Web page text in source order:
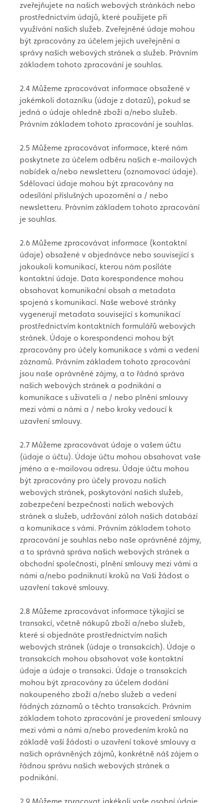
zveřejňujete na našich webových stránkách nebo
prostřednictvím údajů, které použijete při
využívání našich služeb. Zveřejněné údaje mohou
být zpracovány za účelem jejich uveřejnění a
správy našich webových stránek a služeb. Právním
základem tohoto zpracování je souhlas.
2.4 Můžeme zpracovávat informace obsažené v
jakémkoli dotazníku (údaje z dotazů), pokud se
jedná o údaje ohledně zboží a/nebo služeb.
Právním základem tohoto zpracování je souhlas.
2.5 Můžeme zpracovávat informace, které nám
poskytnete za účelem odběru našich e-mailových
nabídek a/nebo newsletteru (oznamovací údaje).
Sdělovací údaje mohou být zpracovány na
odesílání příslušných upozornění a / nebo
newsletteru. Právním základem tohoto zpracování
je souhlas.
2.6 Můžeme zpracovávat informace (kontaktní
údaje) obsažené v objednávce nebo související s
jakoukoli komunikací, kterou nám posíláte
kontaktní údaje. Data korespondence mohou
obsahovat komunikační obsah a metadata
spojená s komunikací. Naše webové stránky
vygenerují metadata související s komunikací
prostřednictvím kontaktních formulářů webových
stránek. Údaje o korespondenci mohou být
zpracovány pro účely komunikace s vámi a vedení
záznamů. Právním základem tohoto zpracování
jsou naše oprávněné zájmy, a to řádná správa
našich webových stránek a podnikání a
komunikace s uživateli a / nebo plnění smlouvy
mezi vámi a námi a / nebo kroky vedoucí k
uzavření smlouvy.
2.7 Můžeme zpracovávat údaje o vašem účtu
(údaje o účtu). Údaje účtu mohou obsahovat vaše
jméno a e-mailovou adresu. Údaje účtu mohou
být zpracovány pro účely provozu našich
webových stránek, poskytování našich služeb,
zabezpečení bezpečnosti našich webových
stránek a služeb, udržování záloh našich databází
a komunikace s vámi. Právním základem tohoto
zpracování je souhlas nebo naše oprávněné zájmy,
a to správná správa našich webových stránek a
obchodní společnosti, plnění smlouvy mezi vámi a
námi a/nebo podniknutí kroků na Vaši žádost o
uzavření takové smlouvy.
2.8 Můžeme zpracovávat informace týkající se
transakcí, včetně nákupů zboží a/nebo služeb,
které si objednáte prostřednictvím našich
webových stránek (údaje o transakcích). Údaje o
transakcích mohou obsahovat vaše kontaktní
údaje a údaje o transakci. Údaje o transakcích
mohou být zpracovány za účelem dodání
nakoupeného zboží a/nebo služeb a vedení
řádných záznamů o těchto transakcích. Právním
základem tohoto zpracování je provedení smlouvy
mezi vámi a námi a/nebo provedením kroků na
základě vaší žádosti o uzavření takové smlouvy a
našich oprávněných zájmů, konkrétně náš zájem o
řádnou správu našich webových stránek a
podnikání.